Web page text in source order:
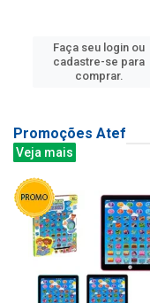
Faça seu login ou
cadastre-se para
comprar.
Promoções Atef
Veja mais